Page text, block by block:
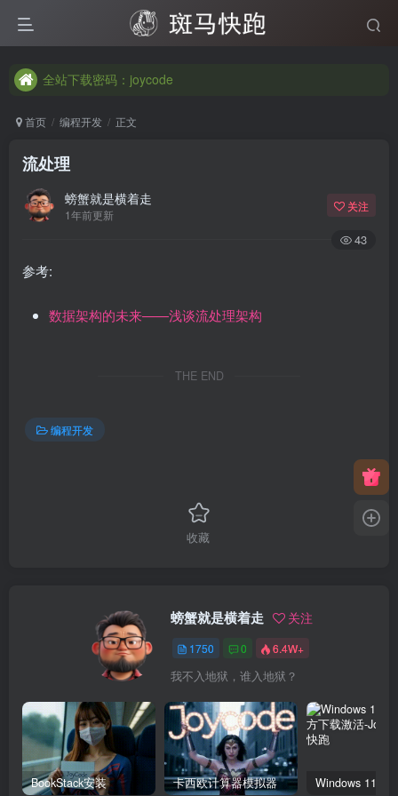
全站下载密码：joycode
全站下载密码：joycode
全站下载密码：joycode
首页 编程开发 正文
流处理
螃蟹就是横着走
1年前更新
关注
43
参考:
数据架构的未来——浅谈流处理架构
THE END
编程开发
收藏
螃蟹就是横着走 关注
1750 0 6.4W+
我不入地狱，谁入地狱？
BookStack安装 卡西欧计算器模拟器